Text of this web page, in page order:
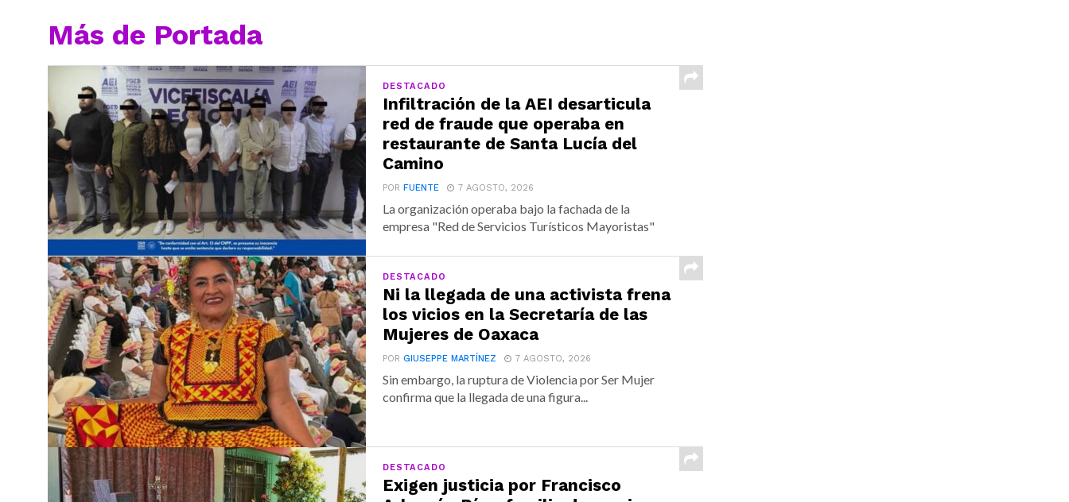
Más de Portada
DESTACADO
Infiltración de la AEI desarticula
red de fraude que operaba en
restaurante de Santa Lucía del
Camino
PORFUENTE 7 AGOSTO, 2026
La organización operaba bajo la fachada de la
empresa "Red de Servicios Turísticos Mayoristas"
DESTACADO
Ni la llegada de una activista frena
los vicios en la Secretaría de las
Mujeres de Oaxaca
PORGIUSEPPE MARTÍNEZ 7 AGOSTO, 2026
Sin embargo, la ruptura de Violencia por Ser Mujer
confirma que la llegada de una figura...
DESTACADO
Exigen justicia por Francisco